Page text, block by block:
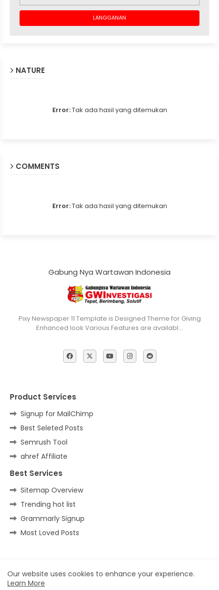
NATURE
Error:Tak ada hasil yang ditemukan
COMMENTS
Error:Tak ada hasil yang ditemukan
Gabung Nya Wartawan Indonesia
Pixy Newspaper 11 Template is Designed Theme for Giving
Enhanced look Various Features are availabl…
Product Services
Signup for MailChimp
Best Seleted Posts
Semrush Tool
ahref Affiliate
Best Services
Sitemap Overview
Trending hot list
Grammarly Signup
Most Loved Posts
Home Contact us Privacy Policy
Our website uses cookies to enhance your experience.
Learn More